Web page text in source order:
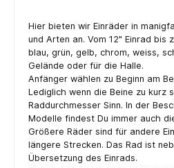
Hier bieten wir Einräder in
und Arten an. Vom 12" Einrad bis
blau, grün, gelb, chrom, weiss,
Gelände oder für die Halle.
Anfänger wählen zu Beginn am
Lediglich wenn die Beine zu kurz
Raddurchmesser Sinn. In der
Modelle findest Du immer auch
Größere Räder sind für andere
längere Strecken. Das Rad ist
Übersetzung des Einrads.